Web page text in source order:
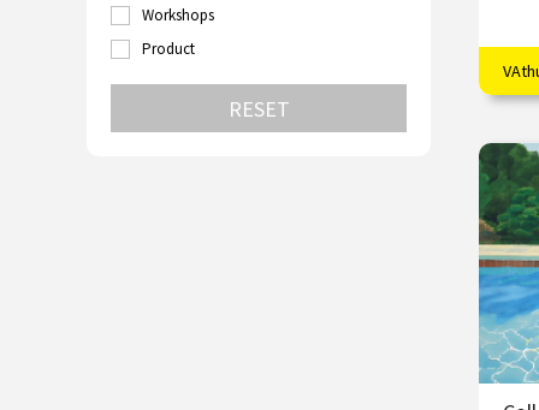
Zutphen
Workshops
Product
RESET